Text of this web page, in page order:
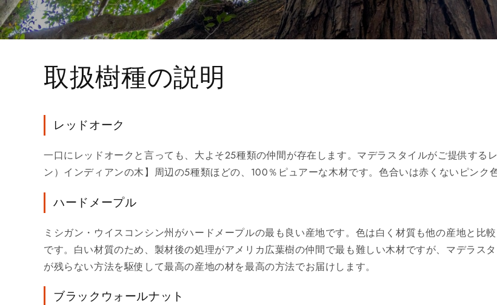
取扱樹種の説明
レッドオーク
一口にレッドオークと言っても、大よそ25種類の仲間が存在します。マデラスタイルがご提供する
ン）インディアンの木】周辺の5種類ほどの、100％ピュアーな木材です。色合いは赤くないピンク
ハードメープル
ミシガン・ウイスコンシン州がハードメープルの最も良い産地です。色は白く材質も他の産地と比
です。白い材質のため、製材後の処理がアメリカ広葉樹の仲間で最も難しい木材ですが、マデラス
が残らない方法を駆使して最高の産地の材を最高の方法でお届けします。
ブラックウォールナット